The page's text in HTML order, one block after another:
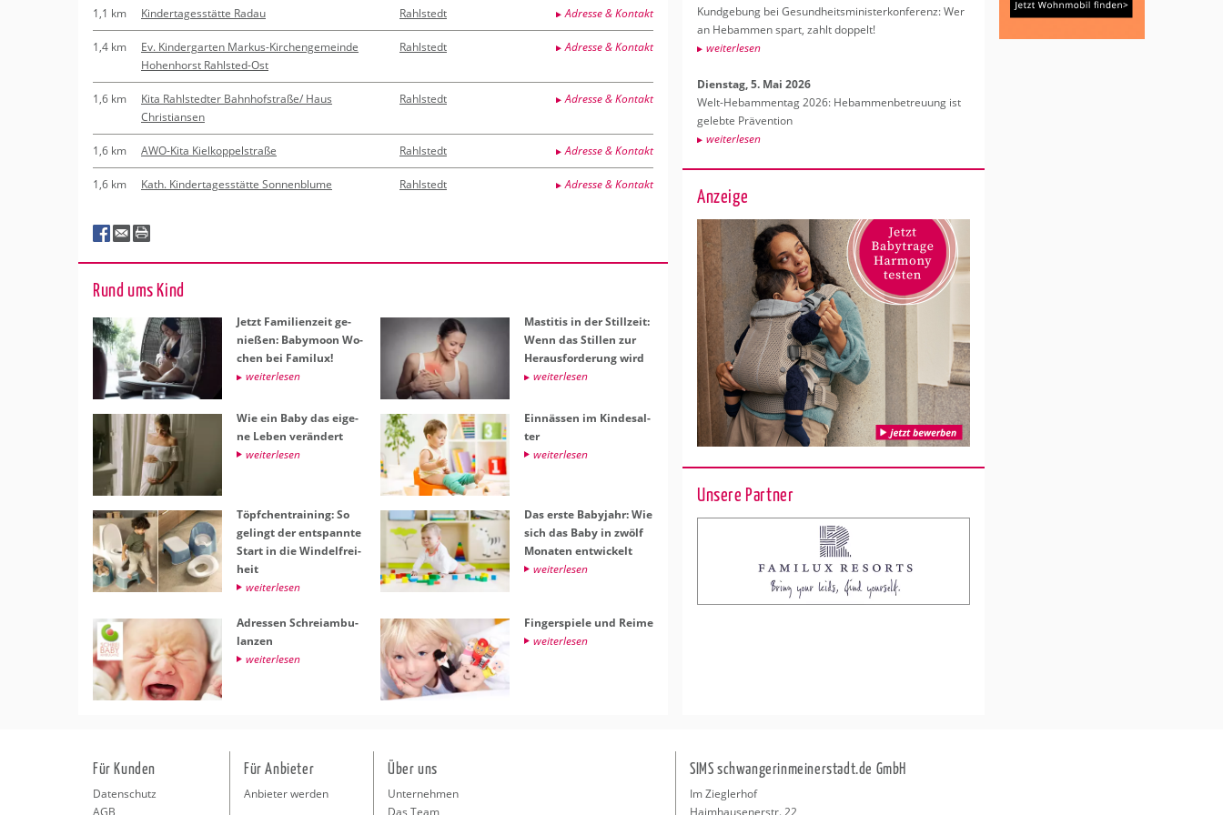
1,1 km Kindertagesstätte Radau Rahlstedt Adresse & Kontakt
1,4 km
Ev. Kindergarten Markus-Kirchengemeinde
Hohenhorst Rahlsted-Ost
Rahlstedt Adresse & Kontakt
1,6 km
Kita Rahlstedter Bahnhofstraße/ Haus
Christiansen
Rahlstedt Adresse & Kontakt
1,6 km AWO-Kita Kielkoppelstraße Rahlstedt Adresse & Kontakt
1,6 km Kath. Kindertagesstätte Sonnenblume Rahlstedt Adresse & Kontakt
Rund ums Kind
Jetzt Fa­mi­li­en­zeit ge­
nie­ßen: Ba­by­moon Wo­
chen bei Fa­mi­lux!
wei­ter­le­sen
Masti­tis in der Still­zeit:
Wenn das Stil­len zur
Her­aus­for­de­rung wird
wei­ter­le­sen
Wie ein Baby das ei­ge­
ne Leben ver­än­dert
wei­ter­le­sen
Ein­näs­sen im Kin­des­al­
ter
wei­ter­le­sen
Töpf­chen­trai­ning: So
ge­lingt der ent­spann­te
Start in die Win­del­frei­
heit
wei­ter­le­sen
Das erste Ba­by­jahr: Wie
sich das Baby in zwölf
Mo­na­ten ent­wi­ckelt
wei­ter­le­sen
Adres­sen Schrei­am­bu­
lan­zen
wei­ter­le­sen
Fin­ger­spie­le und Reime
wei­ter­le­sen
Kund­ge­bung bei Ge­sund­heits­mi­nis­ter­kon­fe­renz: Wer
an Heb­am­men spart, zahlt dop­pelt!
wei­ter­le­sen
Diens­tag, 5. Mai 2026
Welt-Heb­am­men­tag 2026: Heb­am­men­be­treu­ung ist
ge­leb­te Prä­ven­ti­on
wei­ter­le­sen
Anzeige
Unsere Partner
Für Kunden
Datenschutz
AGB
Für Anbieter
Anbieter werden
Über uns
Unternehmen
Das Team
SIMS schwangerinmeinerstadt.de GmbH
Im Zieglerhof
Haimhausenerstr. 22